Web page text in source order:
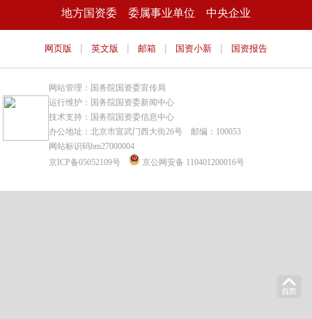
地方国资委 委属事业单位 中央企业
网页版 | 英文版 | 邮箱 | 国资小新 | 国资报告
网站管理：国务院国资委宣传局
运行维护：国务院国资委新闻中心
技术支持：国务院国资委信息中心
办公地址：北京市宣武门西大街26号 邮编：100053
网站标识码bm27000004
京ICP备05052109号
京公网安备 110401200016号